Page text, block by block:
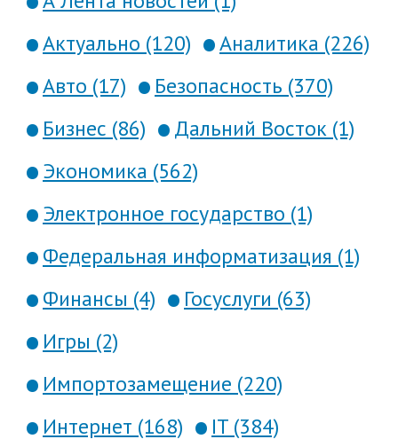
Актуально (120)
Аналитика (226)
Авто (17)
Безопасность (370)
Бизнес (86)
Дальний Восток (1)
Экономика (562)
Электронное государство (1)
Федеральная информатизация (1)
Финансы (4)
Госуслуги (63)
Игры (2)
Импортозамещение (220)
Интернет (168)
IT (384)